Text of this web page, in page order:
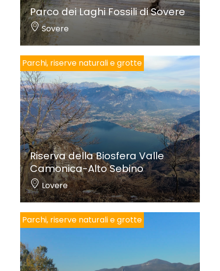
Parco dei Laghi Fossili di Sovere
Sovere
Parchi, riserve naturali e grotte
Riserva della Biosfera Valle
Camonica-Alto Sebino
Lovere
Parchi, riserve naturali e grotte